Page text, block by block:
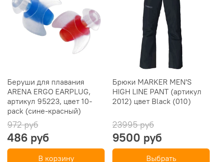
Беруши для плавания
ARENA ERGO EARPLUG,
артикул 95223, цвет 10-
pack (сине-красный)
972 руб
486 руб
В корзину
Брюки MARKER MEN'S
HIGH LINE PANT (артикул
2012) цвет Black (010)
23995 руб
9500 руб
Выбрать